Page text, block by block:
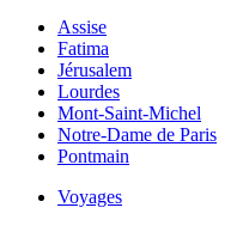
Assise
Fatima
Jérusalem
Lourdes
Mont-Saint-Michel
Notre-Dame de Paris
Pontmain
Voyages